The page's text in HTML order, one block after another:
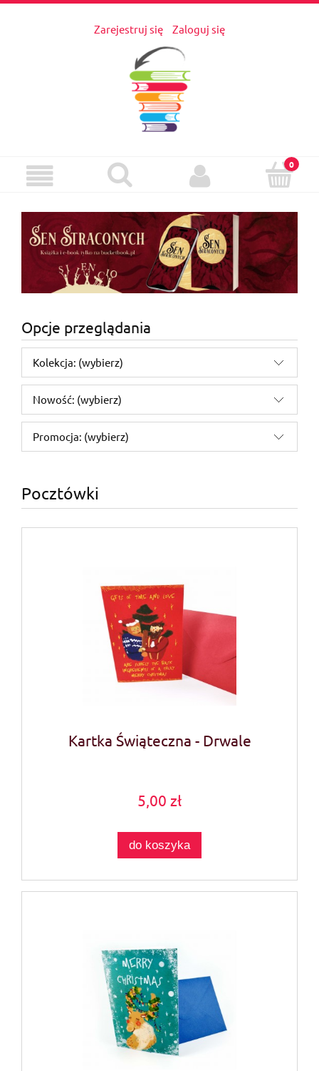
Zarejestruj się Zaloguj się
Opcje przeglądania
Kolekcja: (wybierz)
Nowość: (wybierz)
Promocja: (wybierz)
Pocztówki
Kartka Świąteczna - Drwale
5,00 zł
do koszyka